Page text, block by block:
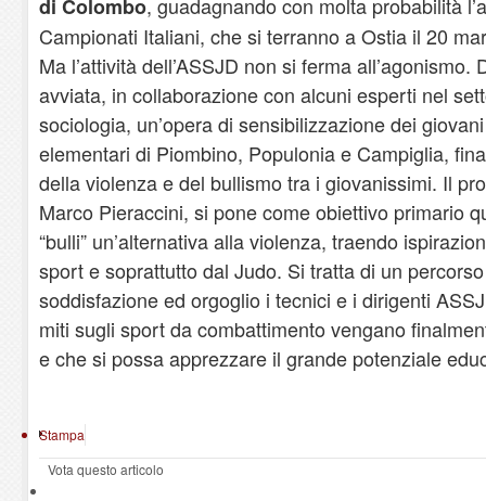
di Colombo
Campionati Italiani, che si terranno a Ostia il 20
Ma l’attività dell’ASSJD non si ferma
avviata, in collaborazione con alcuni esperti nel
sociologia, un’opera di sensibilizzazione dei
elementari di Piombino, Populonia e Campiglia,
della violenza e del bullismo tra i giovanissimi. Il
Marco Pieraccini, si pone come obiettivo primario
“bulli” un’alternativa alla violenza, traendo
sport e soprattutto dal Judo. Si tratta di un
soddisfazione ed orgoglio i tecnici e i dirigenti
miti sugli sport da combattimento vengano
e che si possa apprezzare il grande potenziale
Stampa
Vota questo articolo